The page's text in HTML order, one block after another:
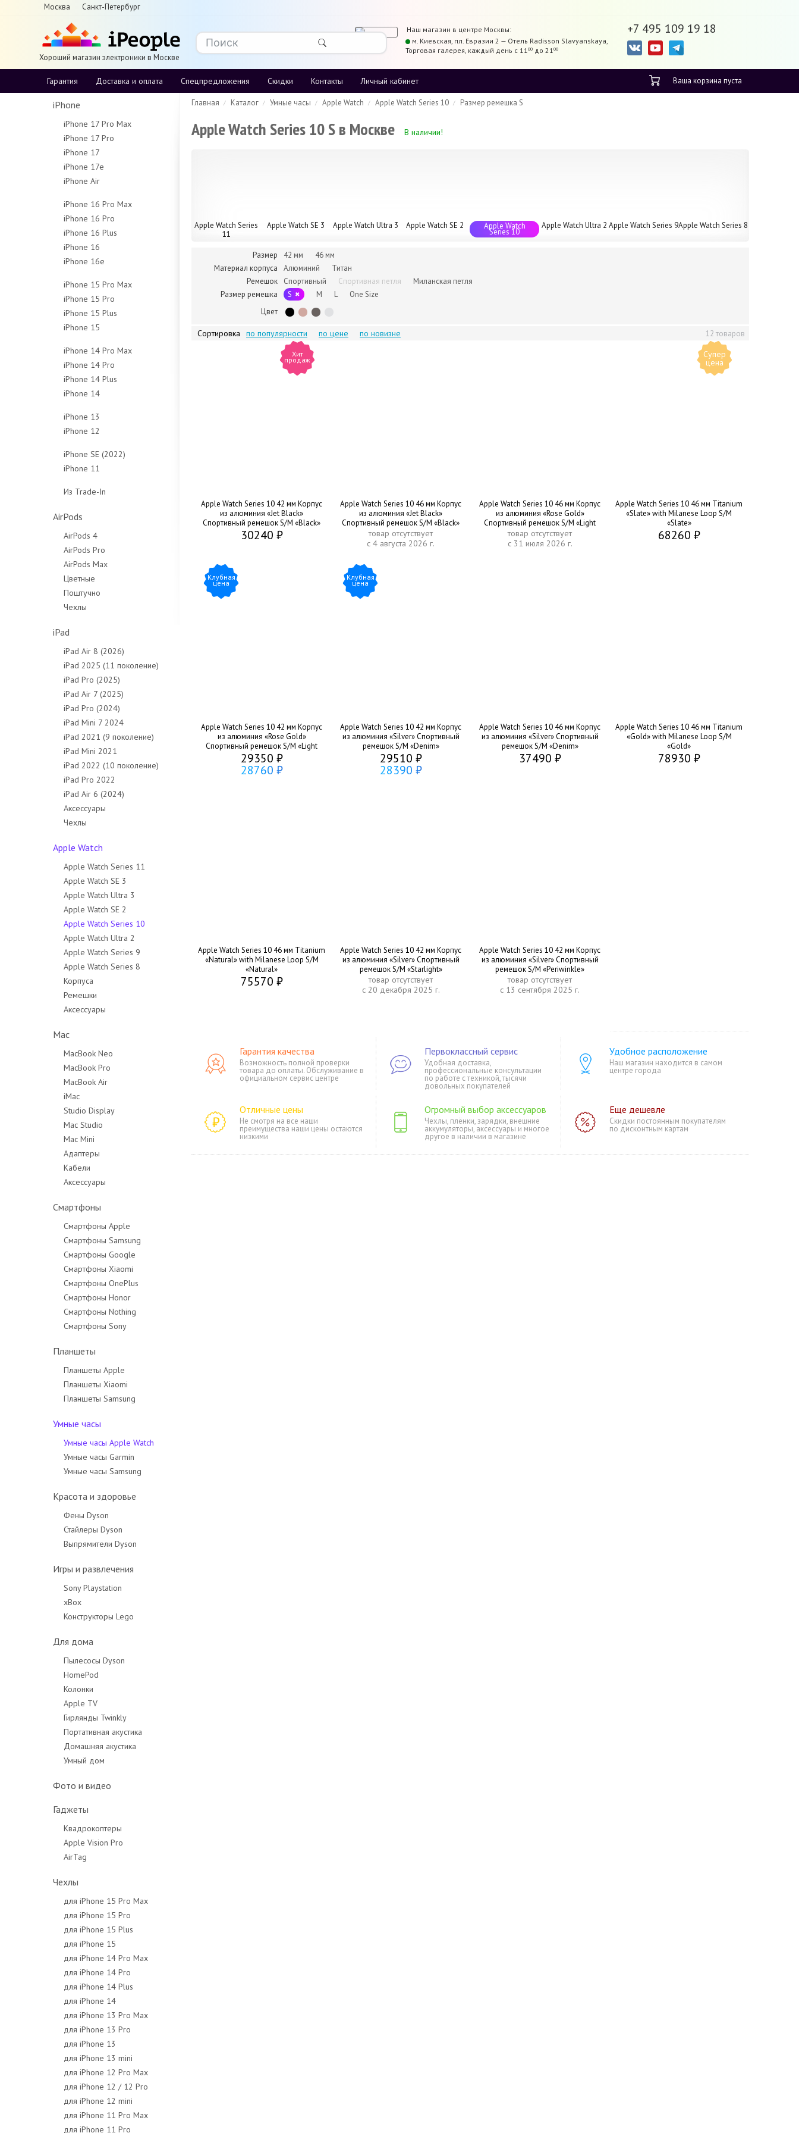
Москва Санкт-Петербург
Хороший магазин электроники в Москве
+7 495 109 19 18
Наш магазин в центре Москвы:
м. Киевская, пл. Евразии 2 — Отель Radisson Slavyanskaya,
Торговая галерея, каждый день с 1100 до 2100
Гарантия Доставка и оплата Спецпредложения Скидки Контакты Личный кабинет Ваша корзина пуста
iPhone
iPhone 17 Pro Max
256Gb
512Gb
1Tb
2Tb
iPhone 17 Pro
256Gb
512Gb
1Tb
iPhone 17
256Gb
512Gb
iPhone 17e
256Gb
iPhone Air
iPhone 16 Pro Max
256Gb
512Gb
1Tb
Чехлы
iPhone 16 Pro
128Gb
256Gb
512Gb
Чехлы
iPhone 16 Plus
128Gb
256Gb
Чехлы
iPhone 16
128Gb
Чехлы
iPhone 16e
Чехлы
iPhone 15 Pro Max
256Gb
512Gb
1Tb
Чехлы
iPhone 15 Pro
128Gb
256Gb
Чехлы
iPhone 15 Plus
128Gb
Чехлы
iPhone 15
Чехлы
iPhone 14 Pro Max
128Gb
256Gb
512Gb
Чехлы
iPhone 14 Pro
128Gb
256Gb
iPhone 14 Plus
128Gb
iPhone 14
Чехлы
iPhone 13
128Gb
iPhone 12
Чехлы
iPhone SE (2022)
64Gb
Чехлы
Защитные стёкла
iPhone 11
Чехлы
Из Trade-In
AirPods
AirPods 4
AirPods Pro
AirPods Max
Цветные
Поштучно
Чехлы
iPad
iPad Air 8 (2026)
iPad 2025 (11 поколение)
iPad Pro (2025)
iPad Air 7 (2025)
iPad Pro (2024)
iPad Mini 7 2024
iPad 2021 (9 поколение)
iPad Mini 2021
iPad 2022 (10 поколение)
iPad Pro 2022
iPad Air 6 (2024)
Аксессуары
Чехлы
Apple Watch
Apple Watch Series 11
Apple Watch SE 3
Apple Watch Ultra 3
Apple Watch SE 2
Apple Watch Series 10
Apple Watch Ultra 2
Apple Watch Series 9
Apple Watch Series 8
Корпуса
Ремешки
Аксессуары
Mac
MacBook Neo
MacBook Pro
MacBook Pro 14"
MacBook Pro 16"
MacBook Air
iMac
Studio Display
Mac Studio
Mac Mini
Адаптеры
Кабели
Аксессуары
Смартфоны
Смартфоны Apple
Смартфоны Samsung
Смартфоны Google
Смартфоны Xiaomi
Смартфоны OnePlus
Смартфоны Honor
Смартфоны Nothing
Смартфоны Sony
Планшеты
Планшеты Apple
Планшеты Xiaomi
Планшеты Samsung
Умные часы
Умные часы Apple Watch
Умные часы Garmin
Умные часы Samsung
Красота и здоровье
Фены Dyson
Стайлеры Dyson
Выпрямители Dyson
Игры и развлечения
Sony Playstation
xBox
Конструкторы Lego
Для дома
Пылесосы Dyson
HomePod
Колонки
Apple TV
Гирлянды Twinkly
Портативная акустика
Домашняя акустика
Умный дом
Фото и видео
Гаджеты
Квадрокоптеры
Apple Vision Pro
AirTag
Чехлы
для iPhone 15 Pro Max
для iPhone 15 Pro
для iPhone 15 Plus
для iPhone 15
для iPhone 14 Pro Max
для iPhone 14 Pro
для iPhone 14 Plus
для iPhone 14
для iPhone 13 Pro Max
для iPhone 13 Pro
для iPhone 13
для iPhone 13 mini
для iPhone 12 Pro Max
для iPhone 12 / 12 Pro
для iPhone 12 mini
для iPhone 11 Pro Max
для iPhone 11 Pro
Главная Каталог Умные часы Apple Watch Apple Watch Series 10 Размер ремешка S
Apple Watch Series 10 S в Москве В наличии!
Apple Watch Series
11
Apple Watch SE 3 Apple Watch Ultra 3 Apple Watch SE 2 Apple Watch
Series 10
Apple Watch Ultra 2 Apple Watch Series 9Apple Watch Series 8
Размер 42 мм
46 мм
Материал корпуса
Алюминий
Титан
Ремешок
Спортивный Спортивная петля
Миланская петля
Размер ремешка
S M L
One Size
Цвет
Сортировка по популярности по цене по новизне 12 товаров
Хит
продаж
Apple Watch Series 10 42 мм Корпус
из алюминия «Jet Black»
Спортивный ремешок S/M «Black»
30240 ₽
Apple Watch Series 10 46 мм Корпус
из алюминия «Jet Black»
Спортивный ремешок S/M «Black»
товар отсутствует
с 4 августа 2026 г.
Apple Watch Series 10 46 мм Корпус
из алюминия «Rose Gold»
Спортивный ремешок S/M «Light
Blush»
товар отсутствует
с 31 июля 2026 г.
Супер
цена
Apple Watch Series 10 46 мм Titanium
«Slate» with Milanese Loop S/M
«Slate»
68260 ₽
Клубная
цена
Apple Watch Series 10 42 мм Корпус
из алюминия «Rose Gold»
Спортивный ремешок S/M «Light
Blush»
29350 ₽
28760 ₽
Клубная
цена
Apple Watch Series 10 42 мм Корпус
из алюминия «Silver» Спортивный
ремешок S/M «Denim»
29510 ₽
28390 ₽
Apple Watch Series 10 46 мм Корпус
из алюминия «Silver» Спортивный
ремешок S/M «Denim»
37490 ₽
Apple Watch Series 10 46 мм Titanium
«Gold» with Milanese Loop S/M
«Gold»
78930 ₽
Apple Watch Series 10 46 мм Titanium
«Natural» with Milanese Loop S/M
«Natural»
75570 ₽
Apple Watch Series 10 42 мм Корпус
из алюминия «Silver» Спортивный
ремешок S/M «Starlight»
товар отсутствует
с 20 декабря 2025 г.
Apple Watch Series 10 42 мм Корпус
из алюминия «Silver» Спортивный
ремешок S/M «Periwinkle»
товар отсутствует
с 13 сентября 2025 г.
Гарантия качества
Возможность полной проверки
товара до оплаты. Обслуживание в
официальном сервис центре
Первоклассный сервис
Удобная доставка,
профессиональные консультации
по работе с техникой, тысячи
довольных покупателей
Удобное расположение
Наш магазин находится в самом
центре города
Отличные цены
Не смотря на все наши
преимущества наши цены остаются
низкими
Огромный выбор аксессуаров
Чехлы, плёнки, зарядки, внешние
аккумуляторы, аксессуары и многое
другое в наличии в магазине
Еще дешевле
Скидки постоянным покупателям
по дисконтным картам